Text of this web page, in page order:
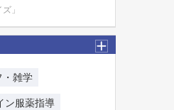
」
・雑学
ン服薬指導